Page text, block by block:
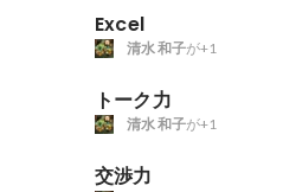
Excel
清水 和子が+1
トーク力
清水 和子が+1
交渉力